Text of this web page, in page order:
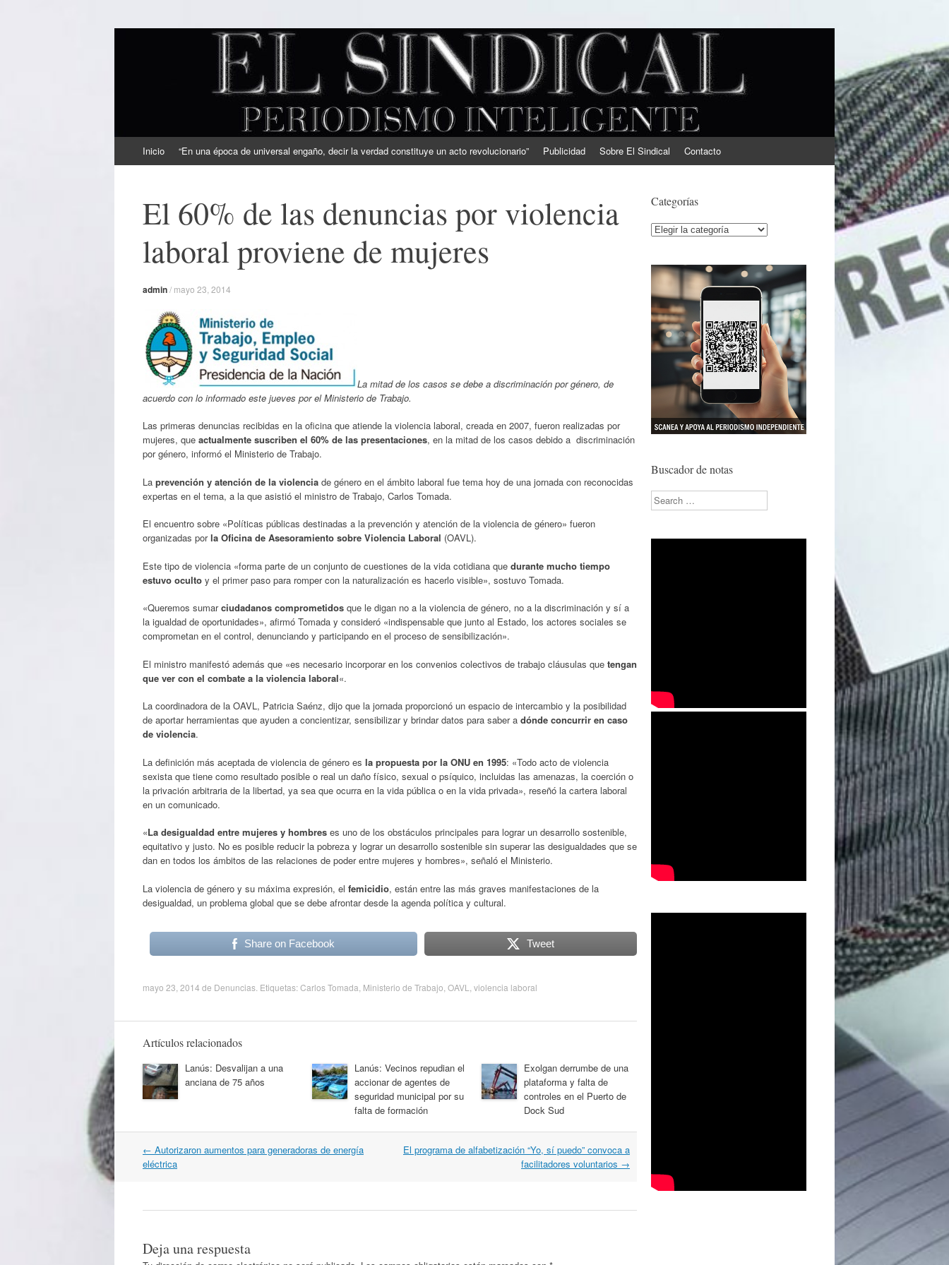
EL SINDICAL
Periodismo Inteligente
al
Inicio “En una época de universal engaño, decir la verdad constituye un acto revolucionario” Publicidad Sobre El Sindical Contacto
El 60% de las denuncias por violencia
laboral proviene de mujeres
admin/ mayo 23, 2014
La mitad de los casos se debe a discriminación por género, de
acuerdo con lo informado este jueves por el Ministerio de Trabajo.
Las primeras denuncias recibidas en la oficina que atiende la violencia laboral, creada en 2007, fueron realizadas por
mujeres, que actualmente suscriben el 60% de las presentaciones, en la mitad de los casos debido a discriminación
por género, informó el Ministerio de Trabajo.
La prevención y atención de la violencia de género en el ámbito laboral fue tema hoy de una jornada con reconocidas
expertas en el tema, a la que asistió el ministro de Trabajo, Carlos Tomada.
El encuentro sobre «Políticas públicas destinadas a la prevención y atención de la violencia de género» fueron
organizadas porla Oficina de Asesoramiento sobre Violencia Laboral (OAVL).
Este tipo de violencia «forma parte de un conjunto de cuestiones de la vida cotidiana que durante mucho tiempo
estuvo oculto y el primer paso para romper con la naturalización es hacerlo visible», sostuvo Tomada.
«Queremos sumarciudadanos comprometidos que le digan no a la violencia de género, no a la discriminación y sí a
la igualdad de oportunidades», afirmó Tomada y consideró «indispensable que junto al Estado, los actores sociales se
comprometan en el control, denunciando y participando en el proceso de sensibilización».
El ministro manifestó además que «es necesario incorporar en los convenios colectivos de trabajo cláusulas que tengan
que ver con el combate a la violencia laboral«.
La coordinadora de la OAVL, Patricia Saénz, dijo que la jornada proporcionó un espacio de intercambio y la posibilidad
de aportar herramientas que ayuden a concientizar, sensibilizar y brindar datos para saber a dónde concurrir en caso
de violencia.
La definición más aceptada de violencia de género es la propuesta por la ONU en 1995: «Todo acto de violencia
sexista que tiene como resultado posible o real un daño físico, sexual o psíquico, incluidas las amenazas, la coerción o
la privación arbitraria de la libertad, ya sea que ocurra en la vida pública o en la vida privada», reseñó la cartera laboral
en un comunicado.
«La desigualdad entre mujeres y hombres es uno de los obstáculos principales para lograr un desarrollo sostenible,
equitativo y justo. No es posible reducir la pobreza y lograr un desarrollo sostenible sin superar las desigualdades que se
dan en todos los ámbitos de las relaciones de poder entre mujeres y hombres», señaló el Ministerio.
La violencia de género y su máxima expresión, el femicidio, están entre las más graves manifestaciones de la
desigualdad, un problema global que se debe afrontar desde la agenda política y cultural.
Share on Facebook Tweet
mayo 23, 2014 de Denuncias . Etiquetas:Carlos Tomada Ministerio de Trabajo OAVL violencia laboral
Artículos relacionados
Lanús: Desvalijan a una
anciana de 75 años
Lanús: Vecinos repudian el
accionar de agentes de
seguridad municipal por su
falta de formación
Exolgan derrumbe de una
plataforma y falta de
controles en el Puerto de
Dock Sud
Navegación
por
← Autorizaron aumentos para generadoras de energía
eléctrica
El programa de alfabetización “Yo, sí puedo” convoca a
facilitadores voluntarios →
Deja una respuesta
Categorías
Categorías
Buscador de notas
Search